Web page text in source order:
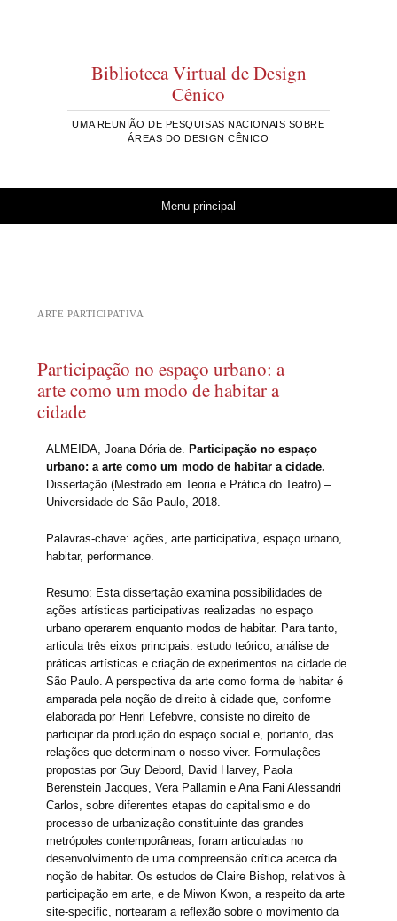
Biblioteca Virtual de Design
Cênico
UMA REUNIÃO DE PESQUISAS NACIONAIS SOBRE
ÁREAS DO DESIGN CÊNICO
Menu principal
ARTE PARTICIPATIVA
Participação no espaço urbano: a
arte como um modo de habitar a
cidade
ALMEIDA, Joana Dória de.
Participação no espaço
urbano: a arte como um modo de habitar a cidade.
Dissertação (Mestrado em Teoria e Prática do Teatro) –
Universidade de São Paulo, 2018.
Palavras-chave: ações, arte participativa, espaço urbano,
habitar, performance.
Resumo: Esta dissertação examina possibilidades de
ações artísticas participativas realizadas no espaço
urbano operarem enquanto modos de habitar. Para tanto,
articula três eixos principais: estudo teórico, análise de
práticas artísticas e criação de experimentos na cidade de
São Paulo. A perspectiva da arte como forma de habitar é
amparada pela noção de direito à cidade que, conforme
elaborada por Henri Lefebvre, consiste no direito de
participar da produção do espaço social e, portanto, das
relações que determinam o nosso viver. Formulações
propostas por Guy Debord, David Harvey, Paola
Berenstein Jacques, Vera Pallamin e Ana Fani Alessandri
Carlos, sobre diferentes etapas do capitalismo e do
processo de urbanização constituinte das grandes
metrópoles contemporâneas, foram articuladas no
desenvolvimento de uma compreensão crítica acerca da
noção de habitar. Os estudos de Claire Bishop, relativos à
participação em arte, e de Miwon Kwon, a respeito da arte
site-specific, nortearam a reflexão sobre o movimento da